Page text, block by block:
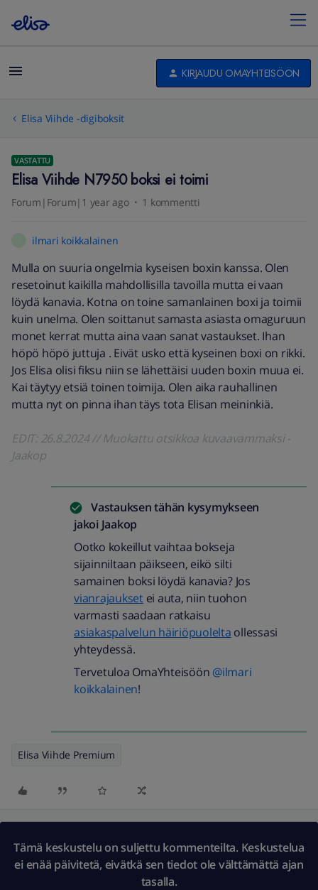
KIRJAUDU OMAYHTEISÖÖN
Elisa Viihde -digiboksit
VASTATTU
Elisa Viihde N7950 boksi ei toimi
Forum|Forum|1 year ago 1 kommentti
ilmari koikkalainen
Mulla on suuria ongelmia kyseisen boxin kanssa. Olen
resetoinut kaikilla mahdollisilla tavoilla mutta ei vaan
löydä kanavia. Kotna on toine samanlainen boxi ja toimii
kuin unelma. Olen soittanut samasta asiasta omaguruun
monet kerrat mutta aina vaan sanat vastaukset. Ihan
höpö höpö juttuja . Eivät usko että kyseinen boxi on rikki.
Jos Elisa olisi fiksu niin se lähettäisi uuden boxin muua ei.
Kai täytyy etsiä toinen toimija. Olen aika rauhallinen
mutta nyt on pinna ihan täys tota Elisan meininkiä.
EDIT: 26.8.2024 // Muokattu otsikkoa kuvaavammaksi -
Jaakop
Vastauksen tähän kysymykseen
jakoi Jaakop
Ootko kokeillut vaihtaa bokseja
sijainniltaan päikseen, eikö silti
samainen boksi löydä kanavia? Jos
vianrajauksetei auta, niin tuohon
varmasti saadaan ratkaisu
asiakaspalvelun häiriöpuolelta ollessasi
yhteydessä.
Tervetuloa OmaYhteisöön @ilmari
koikkalainen!
Elisa Viihde Premium
Tämä keskustelu on suljettu kommenteilta. Keskustelua
ei enää päivitetä, eivätkä sen tiedot ole välttämättä ajan
tasalla.